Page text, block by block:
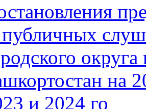
на
и 2024 го